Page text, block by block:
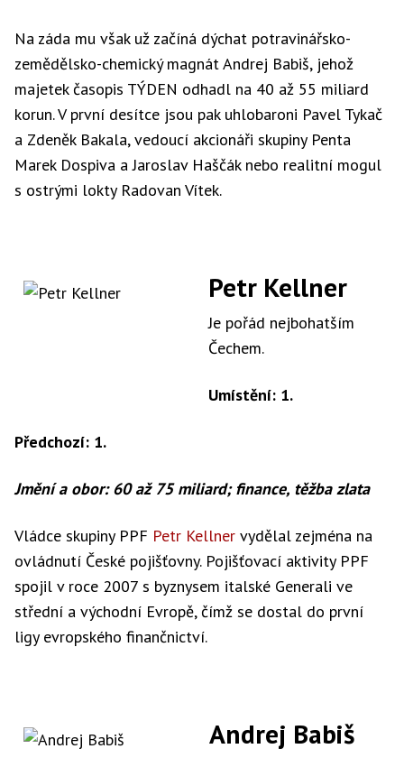
Na záda mu však už začíná dýchat potravinářsko-
zemědělsko-chemický magnát Andrej Babiš, jehož
majetek časopis TÝDEN odhadl na 40 až 55 miliard
korun. V první desítce jsou pak uhlobaroni Pavel Tykač
a Zdeněk Bakala, vedoucí akcionáři skupiny Penta
Marek Dospiva a Jaroslav Haščák nebo realitní mogul
s ostrými lokty Radovan Vítek.
Petr Kellner
Je pořád nejbohatším
Čechem.
Umístění: 1.
Předchozí: 1.
Jmění a obor: 60 až 75 miliard; finance, těžba zlata
Vládce skupiny PPF Petr Kellner vydělal zejména na
ovládnutí České pojišťovny. Pojišťovací aktivity PPF
spojil v roce 2007 s byznysem italské Generali ve
střední a východní Evropě, čímž se dostal do první
ligy evropského finančnictví.
Andrej Babiš